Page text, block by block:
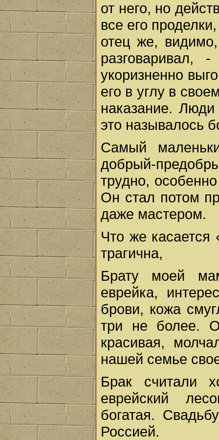
от него, но
все его
отец же,
укоризненно
его в углу в
наказание.
это называлось
Самый
добрый-
трудно,
Он стал потом
даже мастером.
Что же касается
трагична,
Брату моей
еврейка,
брови, кожа
три не более.
красивая,
нашей семье
Брак считали
еврейский
богатая.
Россией.